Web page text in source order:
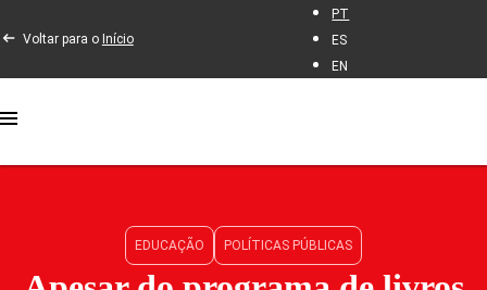
Voltar para o Início
PT
ES
EN
EDUCAÇÃO POLÍTICAS PÚBLICAS